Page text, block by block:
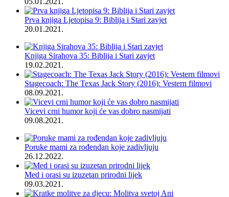
Prva knjiga Ljetopisa 9: Biblija i Stari zavjet
20.01.2021.
Knjiga Sirahova 35: Biblija i Stari zavjet
19.02.2021.
Stagecoach: The Texas Jack Story (2016): Vestern filmovi
08.09.2021.
Vicevi crni humor koji će vas dobro nasmijati
09.08.2021.
Poruke mami za rođendan koje zadivljuju
26.12.2022.
Med i orasi su izuzetan prirodni lijek
09.03.2021.